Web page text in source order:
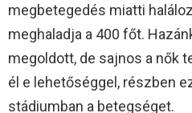
megbetegedés miatti
meghaladja a 400 főt.
megoldott, de sajnos a nők
él e lehetőséggel, részben
stádiumban a betegséget.